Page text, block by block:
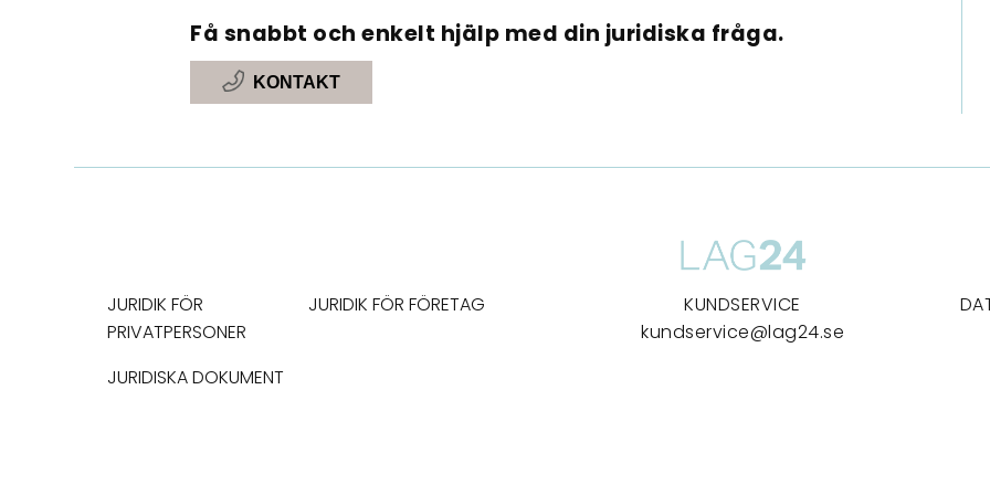
Få snabbt och enkelt hjälp med din juridiska fråga.
KONTAKT
JURIDIK FÖR
PRIVATPERSONER
JURIDIK FÖR FÖRETAG
JURIDISKA DOKUMENT
KUNDSERVICE
kundservice@lag24.se